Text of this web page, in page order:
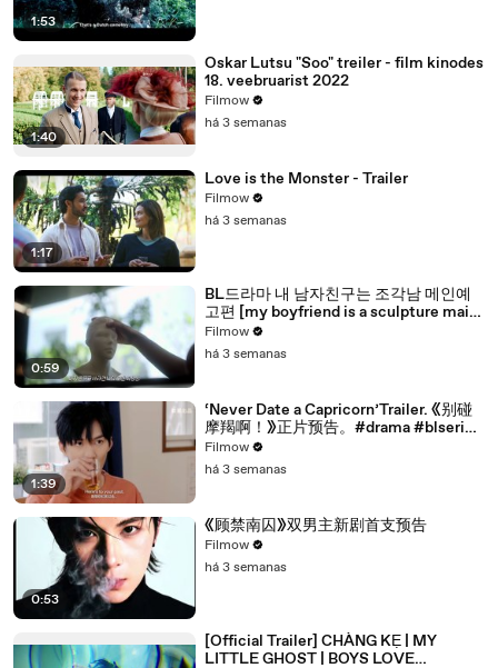
1:53
1:40
Oskar Lutsu "Soo" treiler - film kinodes
18. veebruarist 2022
Filmow
há 3 semanas
1:17
Love is the Monster - Trailer
Filmow
há 3 semanas
0:59
BL드라마 내 남자친구는 조각남 메인예
고편 [my boyfriend is a sculpture main
trailer]
Filmow
há 3 semanas
1:39
‘Never Date a Capricorn’Trailer. 《别碰
摩羯啊！》正片预告。#drama #blseries
#bl
Filmow
há 3 semanas
0:53
《顾禁南囚》双男主新剧首支预告
Filmow
há 3 semanas
[Official Trailer] CHÀNG KẸ | MY
LITTLE GHOST | BOYS LOVE